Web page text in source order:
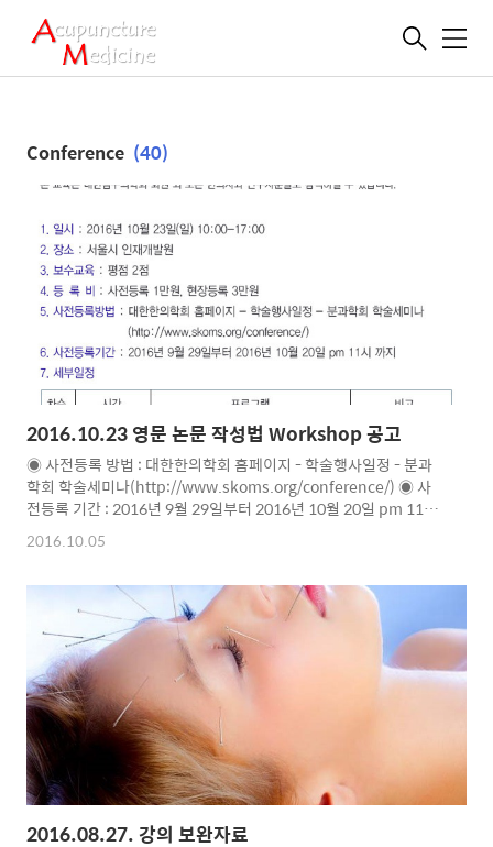
메
Conference (40)
2016.10.23 영문 논문 작성법 Workshop 공고
◉ 사전등록 방법 : 대한한의학회 홈페이지 - 학술행사일정 - 분과
학회 학술세미나(http://www.skoms.org/conference/) ◉ 사
전등록 기간 : 2016년 9월 29일부터 2016년 10월 20일 pm 11시
까지
2016.10.05
2016.08.27. 강의 보완자료